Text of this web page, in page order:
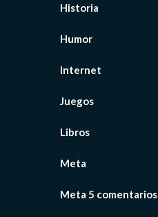
Historia
Humor
Internet
Juegos
Libros
Meta
Meta 5 comentarios